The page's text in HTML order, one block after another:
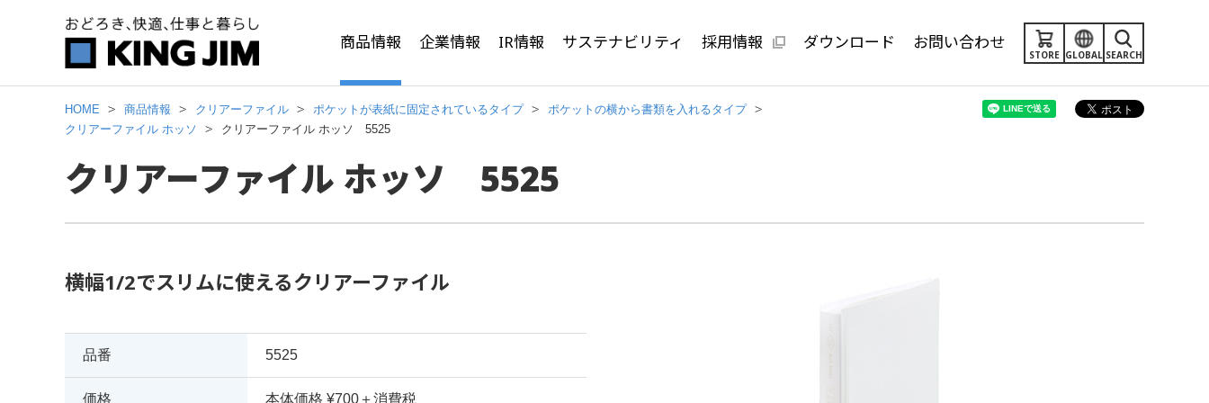
SEARCH
GLOBAL
STORE
商品情報 企業情報 IR情報 サステナビリティ 採用情報 ダウンロード お問い合わせ
HOME 商品情報 クリアーファイル ポケットが表紙に固定されているタイプ
ポケットの横から書類を入れるタイプ
クリアーファイル ホッソ
クリアーファイル ホッソ 5525
クリアーファイル ホッソ 5525
横幅1/2でスリムに使えるクリアーファイル
品番 5525
価格 本体価格 ¥700＋消費税